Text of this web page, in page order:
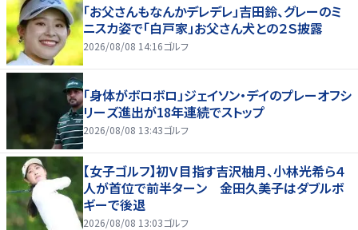
「お父さんもなんかデレデレ」吉田鈴、グレーのミ
ニスカ姿で「白戸家」お父さん犬との２Ｓ披露
2026/08/08 14:16ゴルフ
「身体がボロボロ」ジェイソン・デイのプレーオフシ
リーズ進出が18年連続でストップ
2026/08/08 13:43ゴルフ
【女子ゴルフ】初Ｖ目指す吉沢柚月、小林光希ら４
人が首位で前半ターン 金田久美子はダブルボ
ギーで後退
2026/08/08 13:03ゴルフ